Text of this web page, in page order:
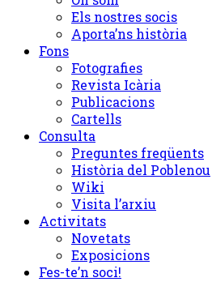
Els nostres socis
Aporta’ns història
Fons
Fotografies
Revista Icària
Publicacions
Cartells
Consulta
Preguntes freqüents
Història del Poblenou
Wiki
Visita l’arxiu
Activitats
Novetats
Exposicions
Fes-te’n soci!